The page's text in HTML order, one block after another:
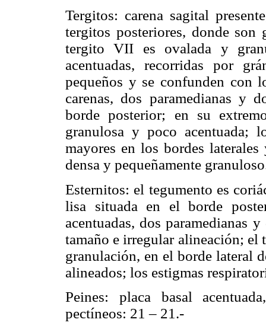
Tergitos: carena sagital
tergitos posteriores, donde son
tergito VII es ovalada y
acentuadas, recorridas por
pequeños y se confunden con
carenas, dos paramedianas y
borde posterior; en su
granulosa y poco acentuada;
mayores en los bordes
densa y pequeñamente
Esternitos: el tegumento es
lisa situada en el borde
acentuadas, dos paramedianas
tamaño e irregular alineación; el
granulación, en el borde lateral
alineados; los estigmas
Peines: placa basal
pectíneos: 21 – 21.-